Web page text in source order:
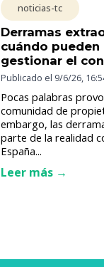
noticias-tc
Derramas
cuándo
gestionar el
Publicado el 9/6/26,
Pocas palabras
comunidad de
embargo, las
parte de la realidad
España...
Leer más →